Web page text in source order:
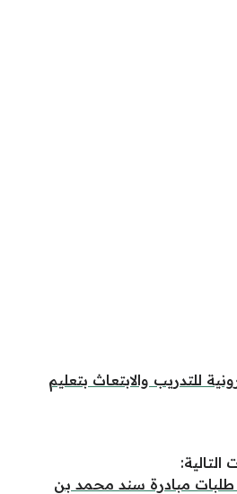
للتدريب والابتعاث بتعليم
طلبات مبادرة سند محمد بن